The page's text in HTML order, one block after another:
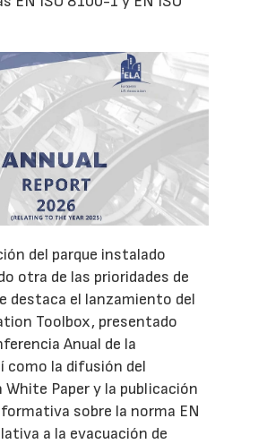
del parque instalado
otra de las prioridades de
destaca el lanzamiento del
Toolbox, presentado
Anual de la
como la difusión del
Paper y la publicación
sobre la norma EN
a la evacuación de